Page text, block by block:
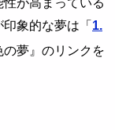
が高まっている
象的な夢は「 1.
の夢』のリンクを